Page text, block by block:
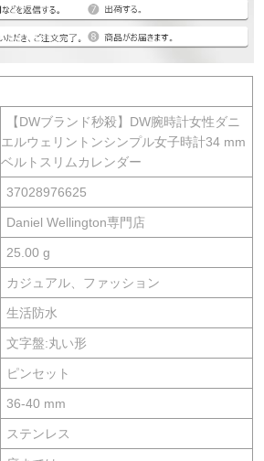
【DWブランド秒殺】DW腕時計女性ダニ
エルウェリントンシンプル女子時計34 mm
ベルトスリムカレンダー
37028976625
Daniel Wellington専門店
25.00 g
カジュアル、ファッション
生活防水
文字盤:丸い形
ピンセット
36-40 mm
ステンレス